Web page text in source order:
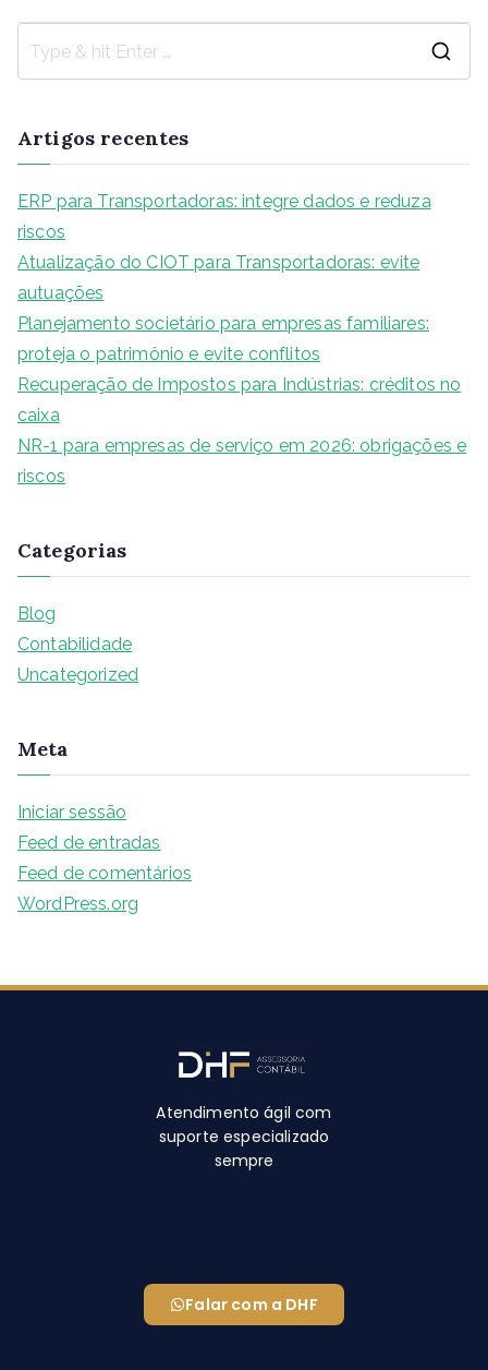
Artigos recentes
ERP para Transportadoras: integre dados e reduza
riscos
Atualização do CIOT para Transportadoras: evite
autuações
Planejamento societário para empresas familiares:
proteja o patrimônio e evite conflitos
Recuperação de Impostos para Indústrias: créditos no
caixa
NR-1 para empresas de serviço em 2026: obrigações e
riscos
Categorias
Blog
Contabilidade
Uncategorized
Meta
Iniciar sessão
Feed de entradas
Feed de comentários
WordPress.org
Atendimento ágil com
suporte especializado
sempre
Falar com a DHF